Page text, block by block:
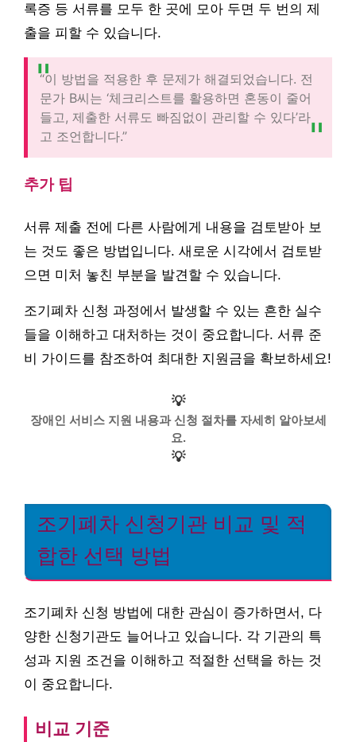
록증 등 서류를 모두 한 곳에 모아 두면 두 번의 제
출을 피할 수 있습니다.
“이 방법을 적용한 후 문제가 해결되었습니다. 전
문가 B씨는 ‘체크리스트를 활용하면 혼동이 줄어
들고, 제출한 서류도 빠짐없이 관리할 수 있다’라
고 조언합니다.”
추가 팁
서류 제출 전에 다른 사람에게 내용을 검토받아 보
는 것도 좋은 방법입니다. 새로운 시각에서 검토받
으면 미처 놓친 부분을 발견할 수 있습니다.
조기폐차 신청 과정에서 발생할 수 있는 흔한 실수
들을 이해하고 대처하는 것이 중요합니다. 서류 준
비 가이드를 참조하여 최대한 지원금을 확보하세요!
💡
장애인 서비스 지원 내용과 신청 절차를 자세히 알아보세
요.
💡
조기폐차 신청기관 비교 및 적
합한 선택 방법
조기폐차 신청 방법에 대한 관심이 증가하면서, 다
양한 신청기관도 늘어나고 있습니다. 각 기관의 특
성과 지원 조건을 이해하고 적절한 선택을 하는 것
이 중요합니다.
비교 기준